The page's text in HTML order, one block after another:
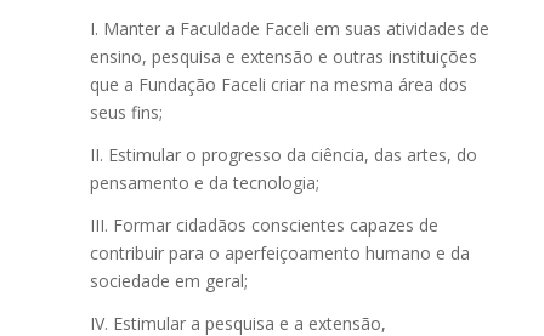
I. Manter a Faculdade Faceli em suas atividades de
ensino, pesquisa e extensão e outras instituições
que a Fundação Faceli criar na mesma área dos
seus fins;
II. Estimular o progresso da ciência, das artes, do
pensamento e da tecnologia;
III. Formar cidadãos conscientes capazes de
contribuir para o aperfeiçoamento humano e da
sociedade em geral;
IV. Estimular a pesquisa e a extensão,